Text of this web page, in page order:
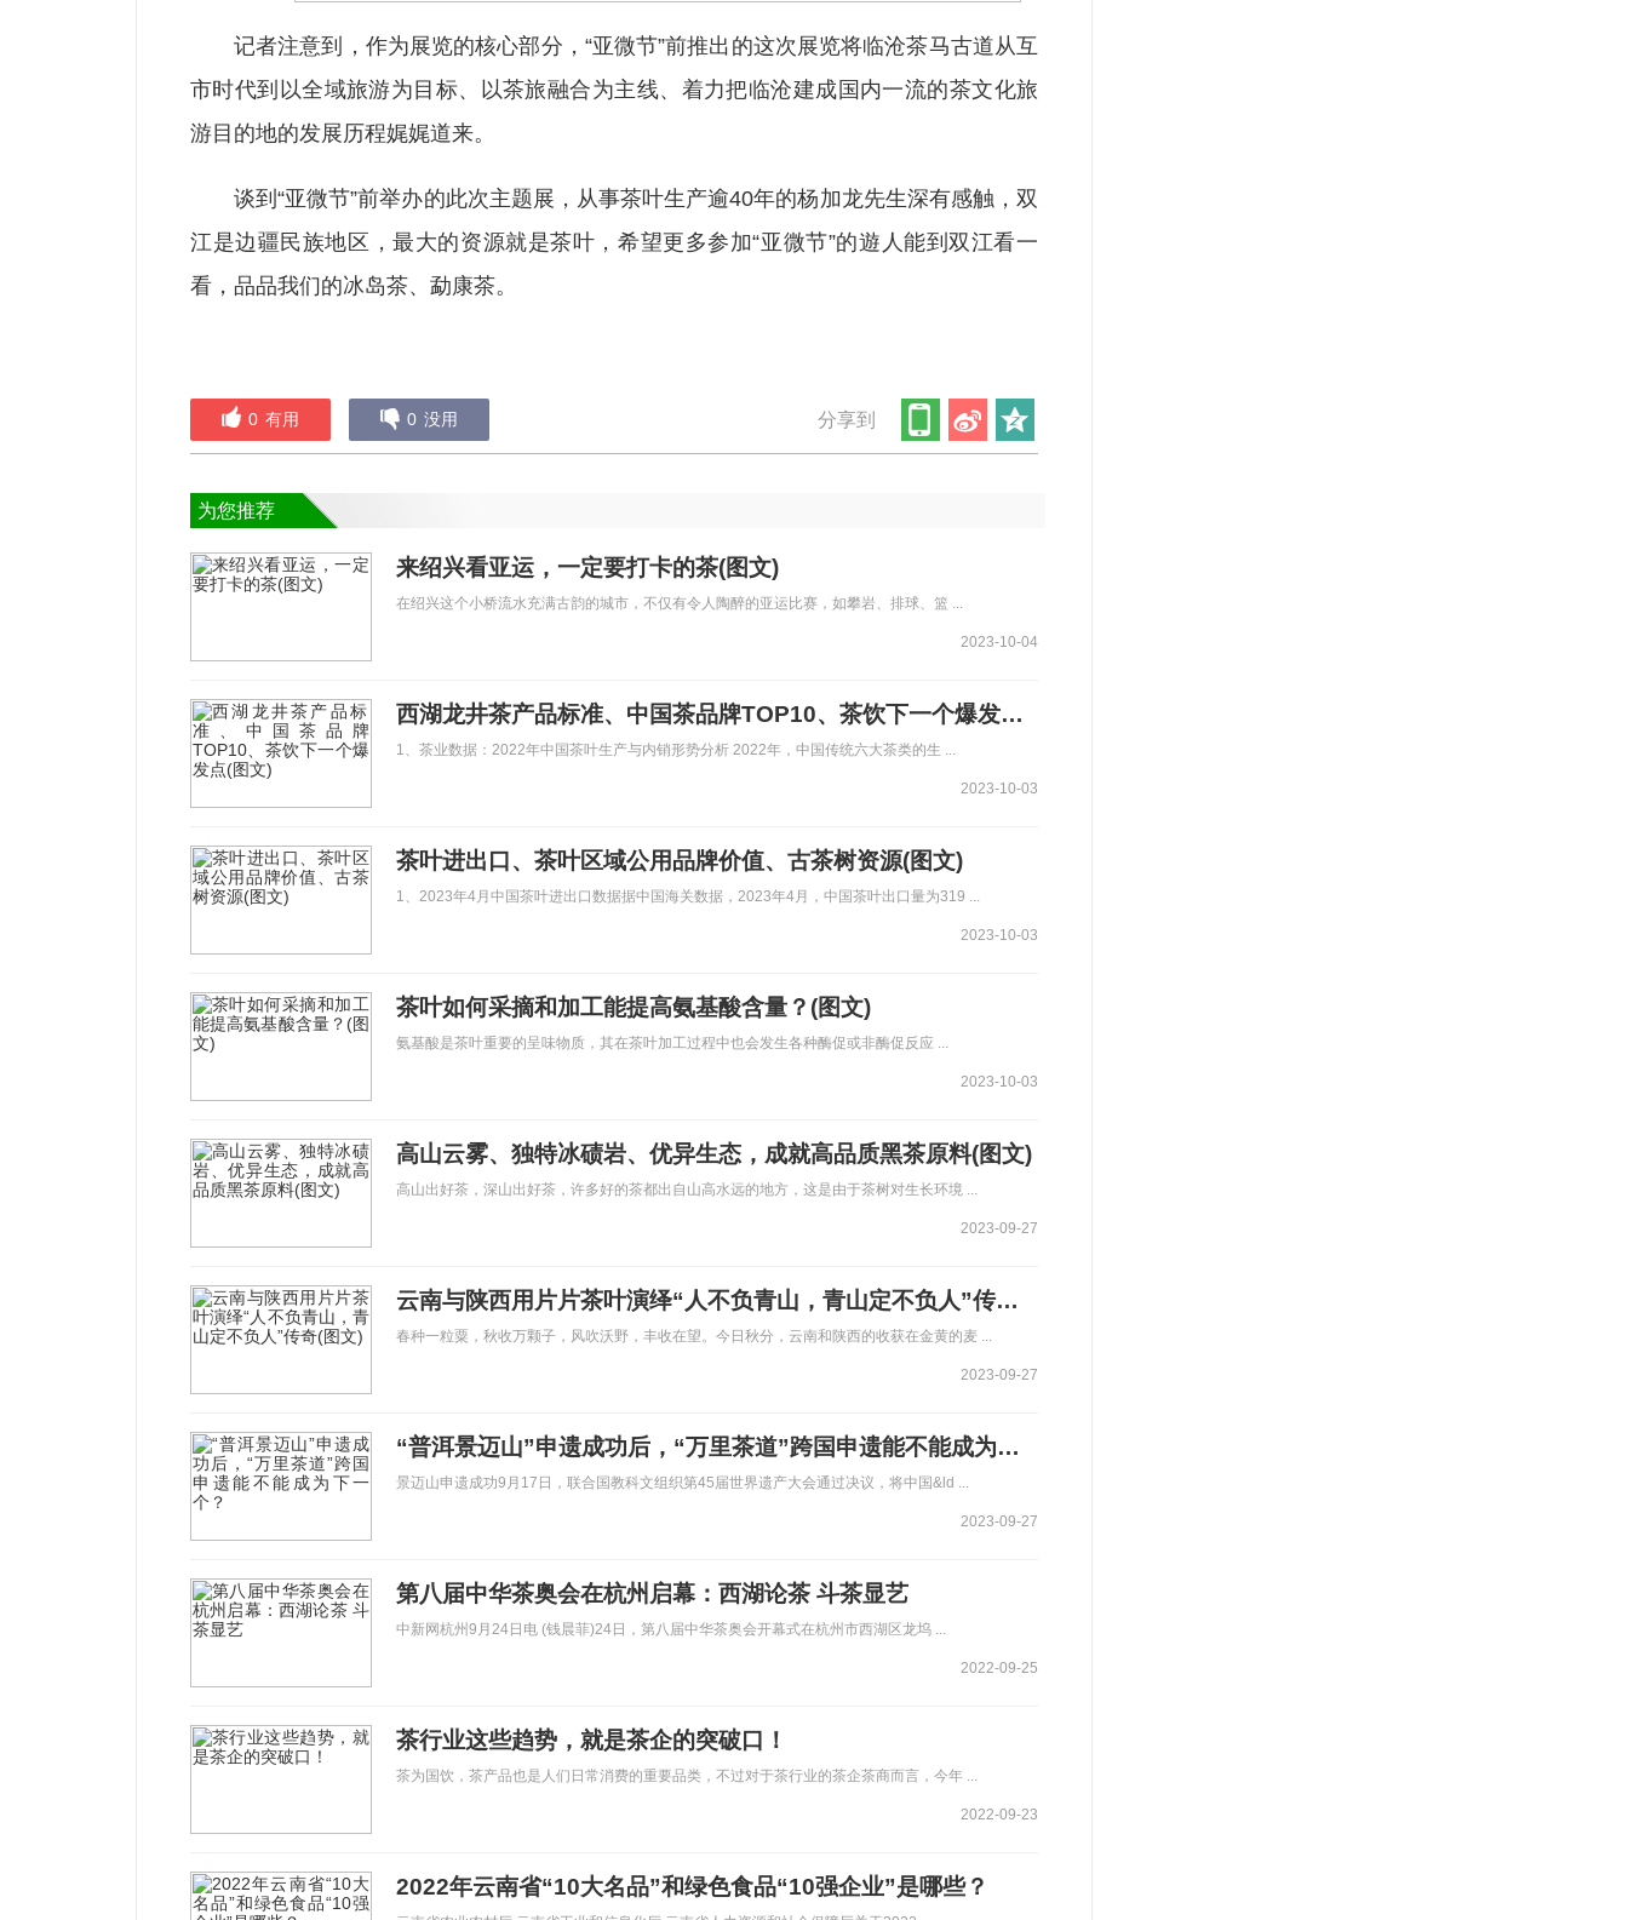
记者注意到，作为展览的核心部分，“亚微节”前推出的这次展览将临沧茶马古道从互
市时代到以全域旅游为目标、以茶旅融合为主线、着力把临沧建成国内一流的茶文化旅
游目的地的发展历程娓娓道来。
谈到“亚微节”前举办的此次主题展，从事茶叶生产逾40年的杨加龙先生深有感触，双
江是边疆民族地区，最大的资源就是茶叶，希望更多参加“亚微节”的遊人能到双江看一
看，品品我们的冰岛茶、勐康茶。
0 有用 0 没用 分享到
为您推荐
来绍兴看亚运，一定要打卡的茶(图文)
在绍兴这个小桥流水充满古韵的城市，不仅有令人陶醉的亚运比赛，如攀岩、排球、篮 ...
2023-10-04
西湖龙井茶产品标准、中国茶品牌TOP10、茶饮下一个爆发点(图文)
1、茶业数据：2022年中国茶叶生产与内销形势分析 2022年，中国传统六大茶类的生 ...
2023-10-03
茶叶进出口、茶叶区域公用品牌价值、古茶树资源(图文)
1、2023年4月中国茶叶进出口数据据中国海关数据，2023年4月，中国茶叶出口量为319 ...
2023-10-03
茶叶如何采摘和加工能提高氨基酸含量？(图文)
氨基酸是茶叶重要的呈味物质，其在茶叶加工过程中也会发生各种酶促或非酶促反应 ...
2023-10-03
高山云雾、独特冰碛岩、优异生态，成就高品质黑茶原料(图文)
高山出好茶，深山出好茶，许多好的茶都出自山高水远的地方，这是由于茶树对生长环境 ...
2023-09-27
云南与陕西用片片茶叶演绎“人不负青山，青山定不负人”传奇(图文)
春种一粒粟，秋收万颗子，风吹沃野，丰收在望。今日秋分，云南和陕西的收获在金黄的麦 ...
2023-09-27
“普洱景迈山”申遗成功后，“万里茶道”跨国申遗能不能成为下一个？
景迈山申遗成功9月17日，联合国教科文组织第45届世界遗产大会通过决议，将中国&ld ...
2023-09-27
第八届中华茶奥会在杭州启幕：西湖论茶 斗茶显艺
中新网杭州9月24日电 (钱晨菲)24日，第八届中华茶奥会开幕式在杭州市西湖区龙坞 ...
2022-09-25
茶行业这些趋势，就是茶企的突破口！
茶为国饮，茶产品也是人们日常消费的重要品类，不过对于茶行业的茶企茶商而言，今年 ...
2022-09-23
2022年云南省“10大名品”和绿色食品“10强企业”是哪些？